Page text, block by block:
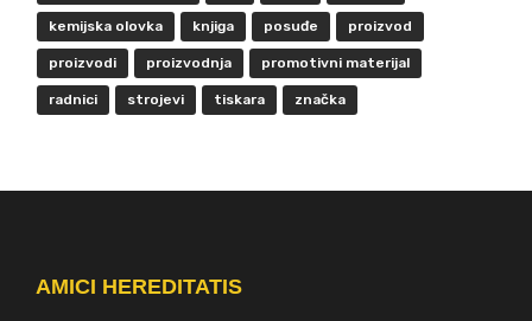
kemijska olovka knjiga posuđe proizvod
proizvodi proizvodnja promotivni materijal
radnici strojevi tiskara značka
AMICI HEREDITATIS